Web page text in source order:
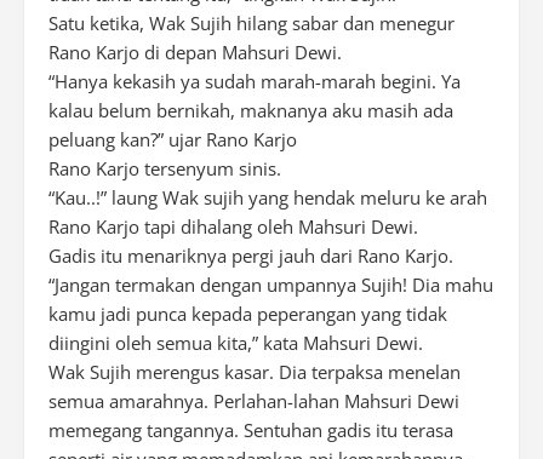
Satu ketika, Wak Sujih hilang sabar dan menegur
Rano Karjo di depan Mahsuri Dewi.
“Hanya kekasih ya sudah marah-marah begini. Ya
kalau belum bernikah, maknanya aku masih ada
peluang kan?” ujar Rano Karjo
Rano Karjo tersenyum sinis.
“Kau..!” laung Wak sujih yang hendak meluru ke arah
Rano Karjo tapi dihalang oleh Mahsuri Dewi.
Gadis itu menariknya pergi jauh dari Rano Karjo.
“Jangan termakan dengan umpannya Sujih! Dia mahu
kamu jadi punca kepada peperangan yang tidak
diingini oleh semua kita,” kata Mahsuri Dewi.
Wak Sujih merengus kasar. Dia terpaksa menelan
semua amarahnya. Perlahan-lahan Mahsuri Dewi
memegang tangannya. Sentuhan gadis itu terasa